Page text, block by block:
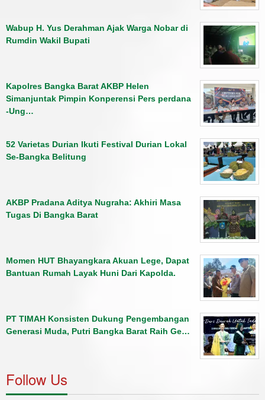
Wabup H. Yus Derahman Ajak Warga Nobar di
Rumdin Wakil Bupati
Kapolres Bangka Barat AKBP Helen
Simanjuntak Pimpin Konperensi Pers perdana
-Ung…
52 Varietas Durian Ikuti Festival Durian Lokal
Se-Bangka Belitung
AKBP Pradana Aditya Nugraha: Akhiri Masa
Tugas Di Bangka Barat
Momen HUT Bhayangkara Akuan Lege, Dapat
Bantuan Rumah Layak Huni Dari Kapolda.
PT TIMAH Konsisten Dukung Pengembangan
Generasi Muda, Putri Bangka Barat Raih Ge…
Follow Us